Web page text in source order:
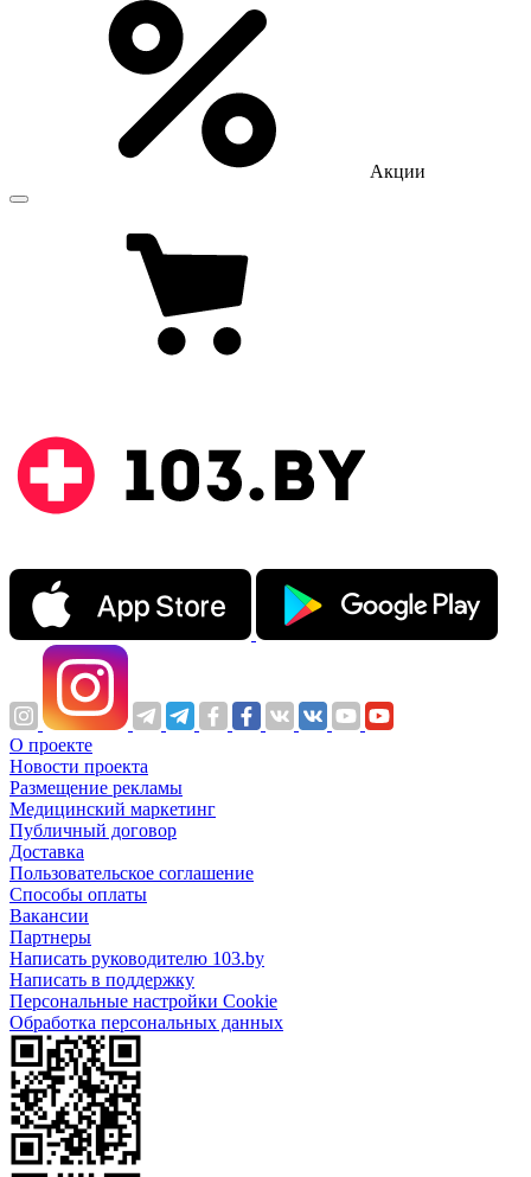
Акции
О проекте
Новости проекта
Размещение рекламы
Медицинский маркетинг
Публичный договор
Доставка
Пользовательское соглашение
Способы оплаты
Вакансии
Партнеры
Написать руководителю 103.by
Написать в поддержку
Персональные настройки Cookie
Обработка персональных данных